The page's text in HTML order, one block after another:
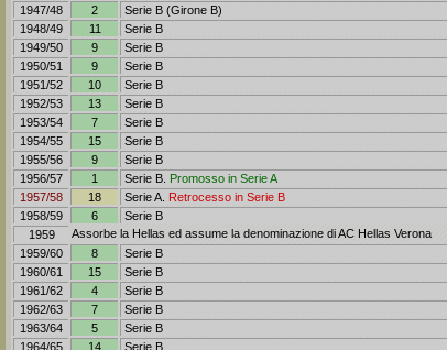
1947/48
2
Serie B (Girone B)
1948/49
11
Serie B
1949/50
9
Serie B
1950/51
9
Serie B
1951/52
10
Serie B
1952/53
13
Serie B
1953/54
7
Serie B
1954/55
15
Serie B
1955/56
9
Serie B
1956/57
1 Serie B. Promosso in Serie A
1957/58
18 Serie A. Retrocesso in Serie B
1958/59
6
Serie B
1959
Assorbe la Hellas ed assume la denominazione di AC Hellas Verona
1959/60
8
Serie B
1960/61
15
Serie B
1961/62
4
Serie B
1962/63
7
Serie B
1963/64
5
Serie B
1964/65
14
Serie B